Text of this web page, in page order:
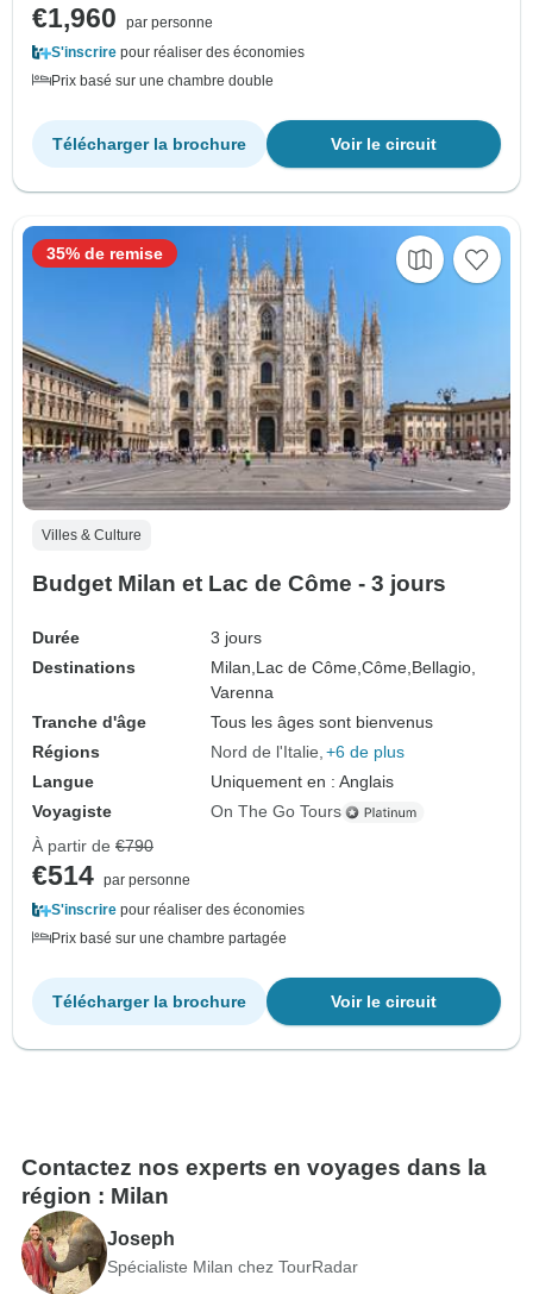
€1,960
par personne
S'inscrire pour réaliser des économies
Prix basé sur une chambre double
Voir le circuit
Télécharger la brochure
Villes & Culture
Budget Milan et Lac de Côme - 3 jours
Durée
3 jours
Destinations
Milan, Lac de Côme,Côme, Bellagio,
Varenna
Tranche d'âge
Tous les âges sont bienvenus
Régions
Nord de l'Italie +6 de plus
Langue
Uniquement en : Anglais
Voyagiste
On The Go Tours
35% de remise
À partir de €790
€514 par personne
S'inscrire pour réaliser des économies
Prix basé sur une chambre partagée
Voir le circuit
Télécharger la brochure
Contactez nos experts en voyages dans la
région : Milan
Joseph
Spécialiste Milan chez TourRadar